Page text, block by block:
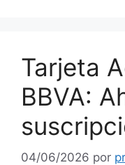
Tarjeta
BBVA:
04/06/2026 por